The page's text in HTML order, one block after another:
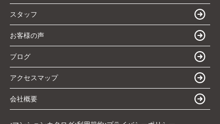
スタッフ
お客様の声
ブログ
アクセスマップ
会社概要